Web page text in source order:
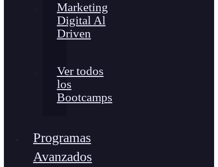
Marketing
Digital Al
Driven
Ver todos
los
Bootcamps
Programas
Avanzados